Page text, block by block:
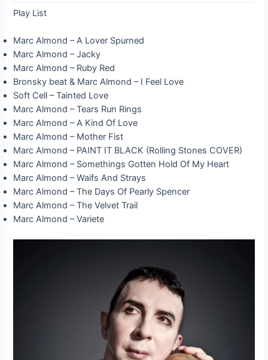
Play List
Marc Almond – A Lover Spurned
Marc Almond – Jacky
Marc Almond – Ruby Red
Bronsky beat & Marc Almond – I Feel Love
Soft Cell – Tainted Love
Marc Almond – Tears Run Rings
Marc Almond – A Kind Of Love
Marc Almond – Mother Fist
Marc Almond – PAINT IT BLACK (Rolling Stones COVER)
Marc Almond – Somethings Gotten Hold Of My Heart
Marc Almond – Waifs And Strays
Marc Almond – The Days Of Pearly Spencer
Marc Almond – The Velvet Trail
Marc Almond – Variete